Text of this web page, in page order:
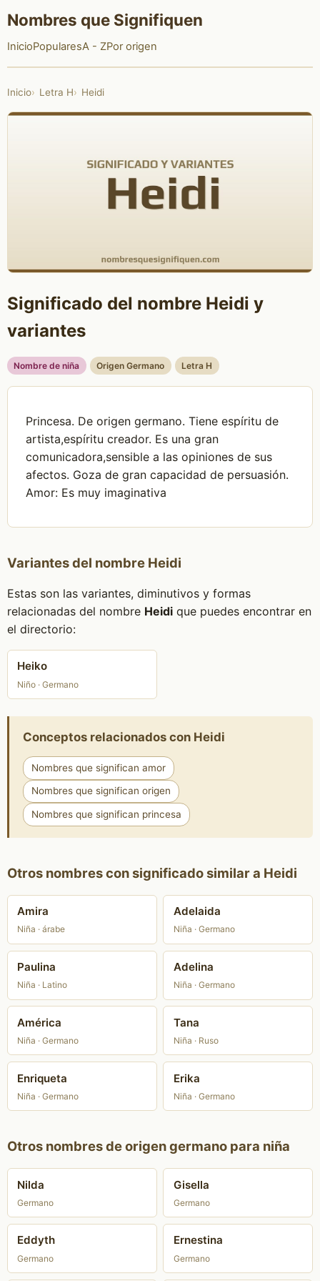
Nombres que Signifiquen
InicioPopularesA - ZPor origen
Inicio Letra H Heidi
Significado del nombre Heidi y
variantes
Nombre de niña Origen Germano Letra H
Princesa. De origen germano. Tiene espíritu de
artista,espíritu creador. Es una gran
comunicadora,sensible a las opiniones de sus
afectos. Goza de gran capacidad de persuasión.
Amor: Es muy imaginativa
Variantes del nombre Heidi
Estas son las variantes, diminutivos y formas
relacionadas del nombre Heidique puedes encontrar en
el directorio:
Heiko
Niño · Germano
Conceptos relacionados con Heidi
Nombres que significan amor
Nombres que significan origen
Nombres que significan princesa
Otros nombres con significado similar a Heidi
Amira
Niña · árabe
Adelaida
Niña · Germano
Paulina
Niña · Latino
Adelina
Niña · Germano
América
Niña · Germano
Tana
Niña · Ruso
Enriqueta
Niña · Germano
Erika
Niña · Germano
Otros nombres de origen germano para niña
Nilda
Germano
Gisella
Germano
Eddyth
Germano
Ernestina
Germano